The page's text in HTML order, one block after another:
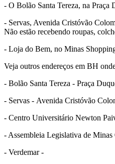
- O Bolão Santa Tereza, na Praça
- Servas, Avenida Cristóvão
Não estão recebendo roupas,
- Loja do Bem, no Minas
Veja outros endereços em BH
- Bolão Santa Tereza - Praça
- Servas - Avenida Cristóvão
- Centro Universitário Newton
- Assembleia Legislativa de
- Verdemar -